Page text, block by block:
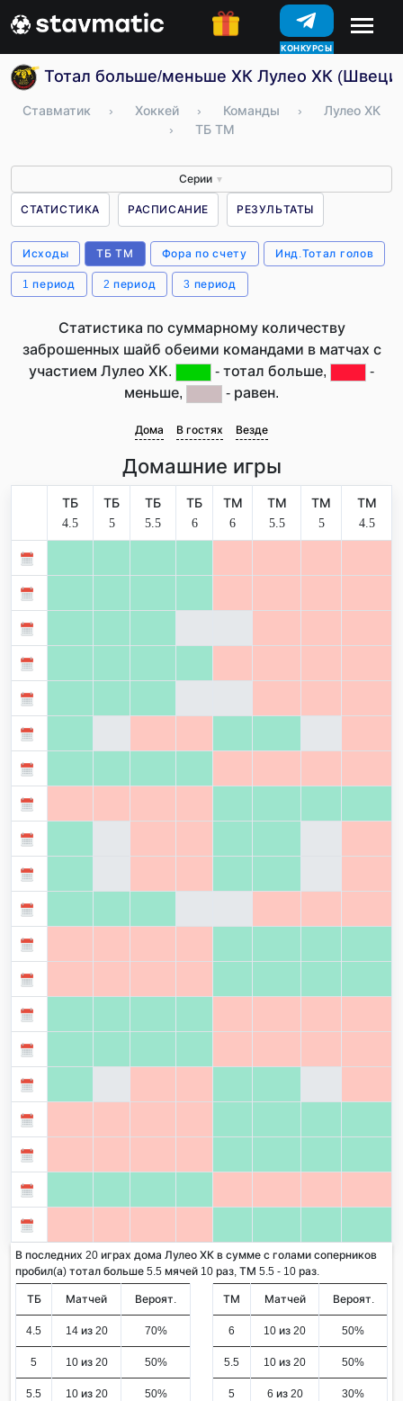
КОНКУРСЫ
Тотал больше/меньше ХК Лулео ХК
Ставматик › Хоккей › Команды ›
Лулео ХК
›
ТБ ТМ
Серии ▼
СТАТИСТИКА РАСПИСАНИЕ РЕЗУЛЬТАТЫ
Исходы ТБ ТМ Фора по счету Инд.Тотал голов
1 период 2 период 3 период
Статистика по суммарному количеству
заброшенных шайб обеими командами в матчах с
участием Лулео ХК.
- тотал больше,
-
меньше,
- равен.
Дома В гостях Везде
Домашние игры
ТБ
4.5
ТБ
5
ТБ
5.5
ТБ
6
ТМ
6
ТМ
5.5
ТМ
5
ТМ
4.5
В последних 20 играх дома Лулео ХК в сумме с голами соперников
пробил(а) тотал больше 5.5 мячей 10 раз, ТМ 5.5 - 10 раз.
ТБ Матчей Вероят.
4.5 14 из 20 70%
5 10 из 20 50%
5.5 10 из 20 50%
ТМ Матчей Вероят.
6 10 из 20 50%
5.5 10 из 20 50%
5 6 из 20 30%